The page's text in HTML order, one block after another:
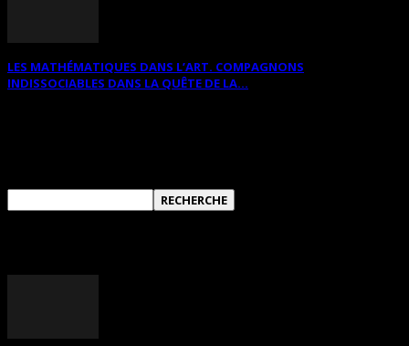
LES MATHÉMATIQUES DANS L’ART. COMPAGNONS
INDISSOCIABLES DANS LA QUÊTE DE LA...